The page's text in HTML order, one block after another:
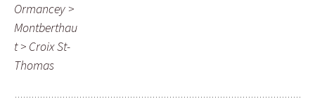
Ormancey >
Montberthau
t > Croix St-
Thomas